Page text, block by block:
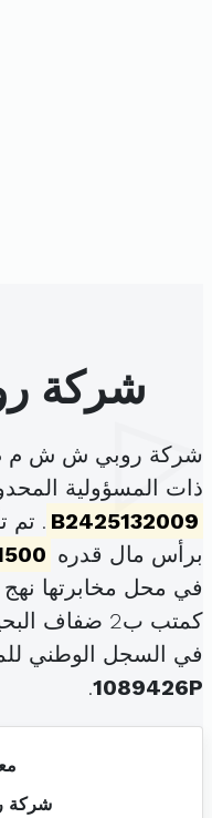
شركة
شركة روبي ش ش م
ذات المسؤولية
B2425132009
برأس مال قدره 1500
في محل مخابرتها
كمتب ب2 ضفاف البحيرة تونس (
في السجل الوطني
1089426P
.